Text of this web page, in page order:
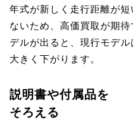
年式が新しく走行距離が
ないため、高価買取が期
デルが出ると、現行モデ
大きく下がります。
説明書や付属品を
そろえる